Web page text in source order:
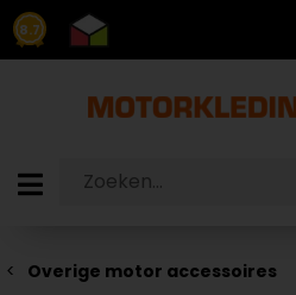
8.7
Overige motor accessoires